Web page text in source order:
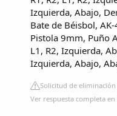
Izquierda, Abajo,
Bate de Béisbol,
Pistola 9mm, Puño
L1, R2, Izquierda,
Izquierda, Abajo,
Solicitud de eliminación
Ver respuesta completa